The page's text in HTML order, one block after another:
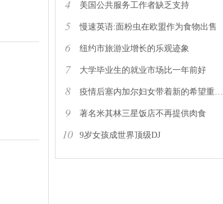
4 美国公共服务工作者缺乏支持
5 慢速英语:面粉虫在欧盟作为食物出售
6 纽约市旅游业增长的乐观迹象
7 大学毕业生的就业市场比一年前好
8 疫情后塞内加尔妇女带着新的希望重返工作岗位
9 著名米其林三星饭店不再提供肉食
10 9岁女孩成世界顶级DJ